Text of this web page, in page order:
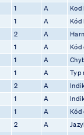
1 A Kod
1 A Kód
2 A
1 A Kód
1 A
1 A Typ
2 A
1 A
1 A Kód
2 A